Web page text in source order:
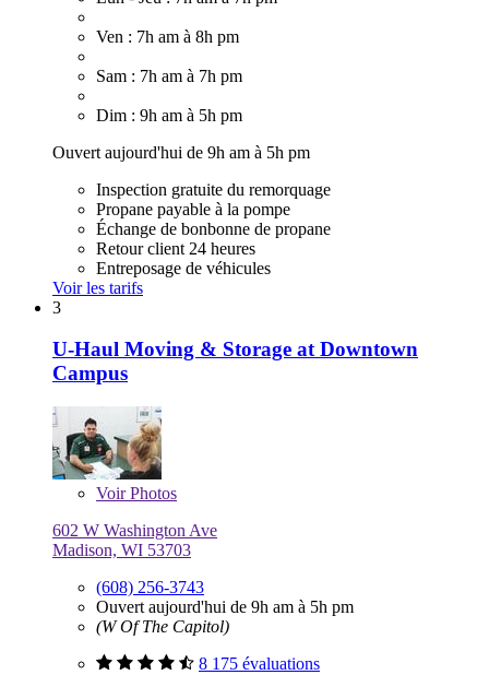
Ven : 7h am à 8h pm
Sam : 7h am à 7h pm
Dim : 9h am à 5h pm
Ouvert aujourd'hui de 9h am à 5h pm
Inspection gratuite du remorquage
Propane payable à la pompe
Échange de bonbonne de propane
Retour client 24 heures
Entreposage de véhicules
Voir les tarifs
3
U-Haul Moving & Storage at Downtown
Campus
VoirPhotos
602 W Washington Ave
Madison, WI 53703
(608) 256-3743
Ouvert aujourd'hui de 9h am à 5h pm
(W Of The Capitol)
8 175 évaluations